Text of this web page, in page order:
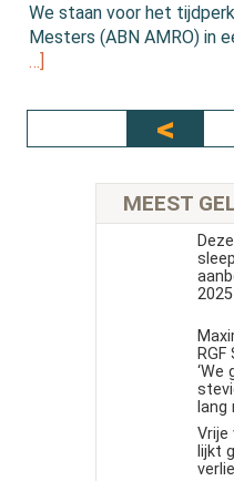
We staan voor het
Mesters (ABN AMRO) in
…]
MEEST
2025
‘We
lang
Vrije
lijkt